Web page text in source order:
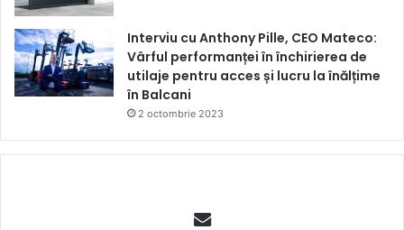
Interviu cu Anthony Pille, CEO Mateco:
Vârful performanței în închirierea de
utilaje pentru acces și lucru la înălțime
în Balcani
2 octombrie 2023